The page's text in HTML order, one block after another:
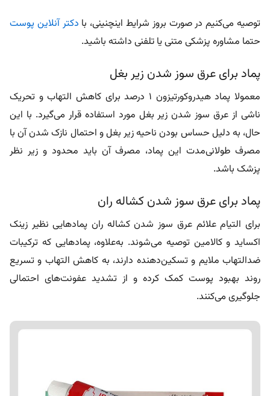
توصیه می‌کنیم در صورت بروز شرایط اینچنینی، با دکتر آنلاین پوست
حتما مشاوره پزشکی متنی یا تلفنی داشته باشید.
پماد برای عرق سوز شدن زیر بغل
معمولا پماد هیدروکورتیزون 1 درصد برای کاهش التهاب و تحریک
ناشی از عرق سوز شدن زیر بغل مورد استفاده قرار می‌گیرد. با این
حال، به دلیل حساس بودن ناحیه زیر بغل و احتمال نازک شدن آن با
مصرف طولانی‌مدت این پماد، مصرف آن باید محدود و زیر نظر
پزشک باشد.
پماد برای عرق سوز شدن کشاله ران
برای التیام علائم عرق سوز شدن کشاله ران پمادهایی نظیر زینک
اکساید و کالامین توصیه می‌شوند. به‌علاوه، پمادهایی که ترکیبات
ضدالتهاب ملایم و تسکین‌دهنده دارند، به کاهش التهاب و تسریع
روند بهبود پوست کمک کرده و از تشدید عفونت‌های احتمالی
جلوگیری می‌کنند.